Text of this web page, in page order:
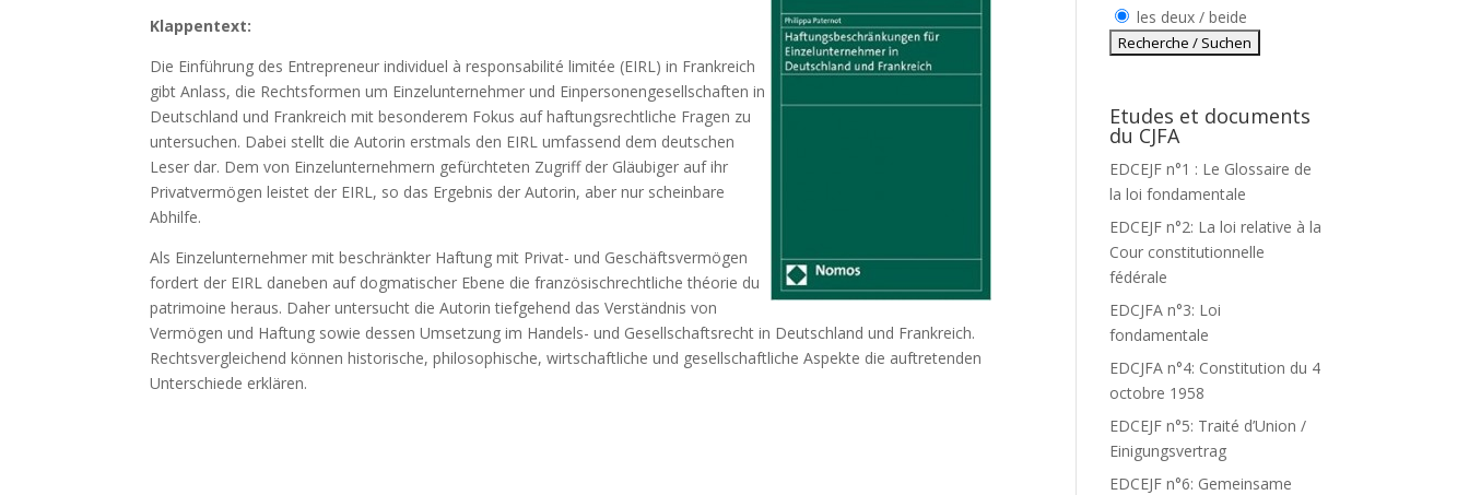
Klappentext:
Die Einführung des Entrepreneur individuel à responsabilité limitée (EIRL) in Frankreich
gibt Anlass, die Rechtsformen um Einzelunternehmer und Einpersonengesellschaften in
Deutschland und Frankreich mit besonderem Fokus auf haftungsrechtliche Fragen zu
untersuchen. Dabei stellt die Autorin erstmals den EIRL umfassend dem deutschen
Leser dar. Dem von Einzelunternehmern gefürchteten Zugriff der Gläubiger auf ihr
Privatvermögen leistet der EIRL, so das Ergebnis der Autorin, aber nur scheinbare
Abhilfe.
Als Einzelunternehmer mit beschränkter Haftung mit Privat- und Geschäftsvermögen
fordert der EIRL daneben auf dogmatischer Ebene die französischrechtliche théorie du
patrimoine heraus. Daher untersucht die Autorin tiefgehend das Verständnis von
Vermögen und Haftung sowie dessen Umsetzung im Handels- und Gesellschaftsrecht in Deutschland und Frankreich.
Rechtsvergleichend können historische, philosophische, wirtschaftliche und gesellschaftliche Aspekte die auftretenden
Unterschiede erklären.
les deux / beide
Etudes et documents
du CJFA
EDCEJF n°1 : Le Glossaire de
la loi fondamentale
EDCEJF n°2: La loi relative à la
Cour constitutionnelle
fédérale
EDCJFA n°3: Loi
fondamentale
EDCJFA n°4: Constitution du 4
octobre 1958
EDCEJF n°5: Traité d’Union /
Einigungsvertrag
EDCEJF n°6: Gemeinsame